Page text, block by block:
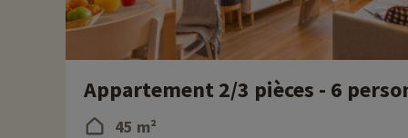
Appartement 2/3 pièces - 6
45 m²